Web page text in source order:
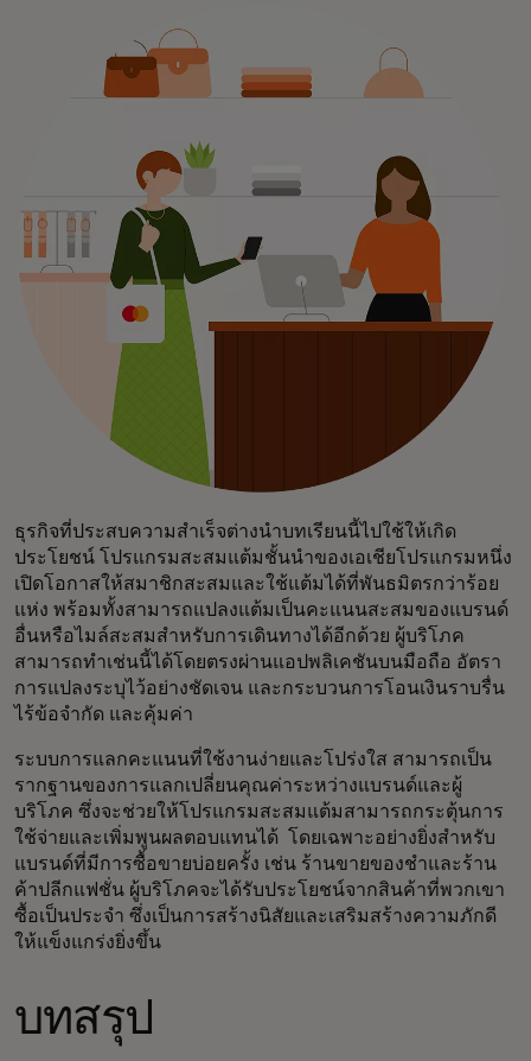
ธุรกิจที่ประสบความสำเร็จต่างนำบทเรียนนี้ไปใช้ให้เกิด
ประโยชน์ โปรแกรมสะสมแต้มชั้นนำของเอเชียโปรแกรมหนึ่ง
เปิดโอกาสให้สมาชิกสะสมและใช้แต้มได้ที่พันธมิตรกว่าร้อย
แห่ง พร้อมทั้งสามารถแปลงแต้มเป็นคะแนนสะสมของแบรนด์
อื่นหรือไมล์สะสมสำหรับการเดินทางได้อีกด้วย ผู้บริโภค
สามารถทำเช่นนี้ได้โดยตรงผ่านแอปพลิเคชันบนมือถือ อัตรา
การแปลงระบุไว้อย่างชัดเจน และกระบวนการโอนเงินราบรื่น
ไร้ข้อจำกัด และคุ้มค่า
ระบบการแลกคะแนนที่ใช้งานง่ายและโปร่งใส สามารถเป็น
รากฐานของการแลกเปลี่ยนคุณค่าระหว่างแบรนด์และผู้
บริโภค ซึ่งจะช่วยให้โปรแกรมสะสมแต้มสามารถกระตุ้นการ
ใช้จ่ายและเพิ่มพูนผลตอบแทนได้ โดยเฉพาะอย่างยิ่งสำหรับ
แบรนด์ที่มีการซื้อขายบ่อยครั้ง เช่น ร้านขายของชำและร้าน
ค้าปลีกแฟชั่น ผู้บริโภคจะได้รับประโยชน์จากสินค้าที่พวกเขา
ซื้อเป็นประจำ ซึ่งเป็นการสร้างนิสัยและเสริมสร้างความภักดี
ให้แข็งแกร่งยิ่งขึ้น
บทสรุป